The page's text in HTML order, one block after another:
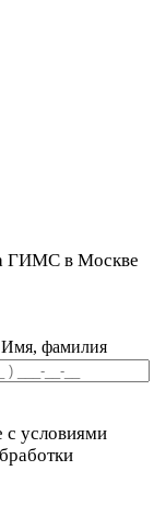
ГИМС в Москве
Имя, фамилия
с условиями